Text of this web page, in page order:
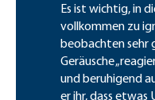
Es ist wichtig, in
vollkommen zu
beobachten sehr
Geräusche
und beruhigend
er ihr, dass